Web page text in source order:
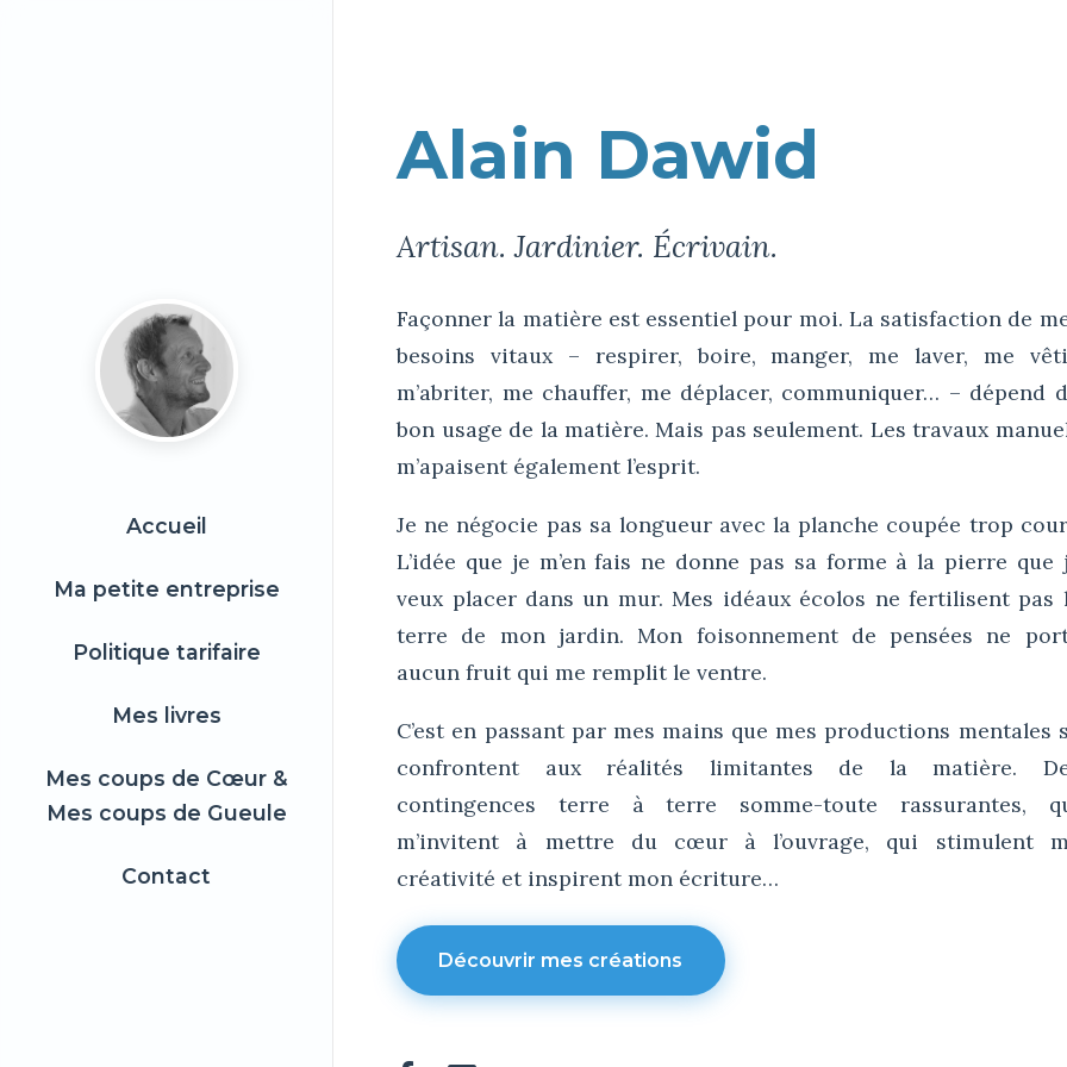
Accueil
Ma petite entreprise
Politique tarifaire
Mes livres
Mes coups de Cœur &
Mes coups de Gueule
Contact
Alain Dawid
Artisan. Jardinier. Écrivain.
Façonner la matière est essentiel pour moi. La satisfaction de
besoins vitaux – respirer, boire, manger, me laver, me
m’abriter, me chauffer, me déplacer, communiquer… – dépend
bon usage de la matière. Mais pas seulement. Les travaux
m’apaisent également l’esprit.
Je ne négocie pas sa longueur avec la planche coupée trop
L’idée que je m’en fais ne donne pas sa forme à la pierre que
veux placer dans un mur. Mes idéaux écolos ne fertilisent pas
terre de mon jardin. Mon foisonnement de pensées ne
aucun fruit qui me remplit le ventre.
C’est en passant par mes mains que mes productions mentales
confrontent aux réalités limitantes de la matière.
contingences terre à terre somme-toute rassurantes,
m’invitent à mettre du cœur à l’ouvrage, qui stimulent
créativité et inspirent mon écriture…
Découvrir mes créations